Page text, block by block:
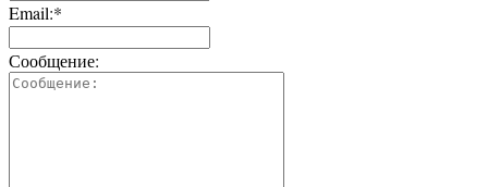
Email:*
Сообщение: